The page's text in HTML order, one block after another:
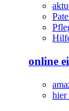
online
hier